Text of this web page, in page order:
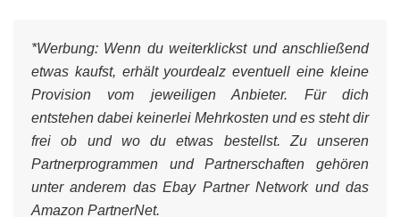
*Werbung: Wenn du weiterklickst und anschließend
etwas kaufst, erhält yourdealz eventuell eine kleine
Provision vom jeweiligen Anbieter. Für dich
entstehen dabei keinerlei Mehrkosten und es steht dir
frei ob und wo du etwas bestellst. Zu unseren
Partnerprogrammen und Partnerschaften gehören
unter anderem das Ebay Partner Network und das
Amazon PartnerNet.